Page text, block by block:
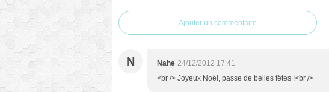
Ajouter un commentaire
N Nahe 24/12/2012 17:41
<br /> Joyeux Noël, passe de belles fêtes !<br />